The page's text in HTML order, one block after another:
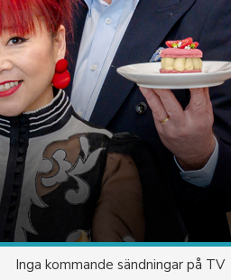
Inga kommande sändningar på TV